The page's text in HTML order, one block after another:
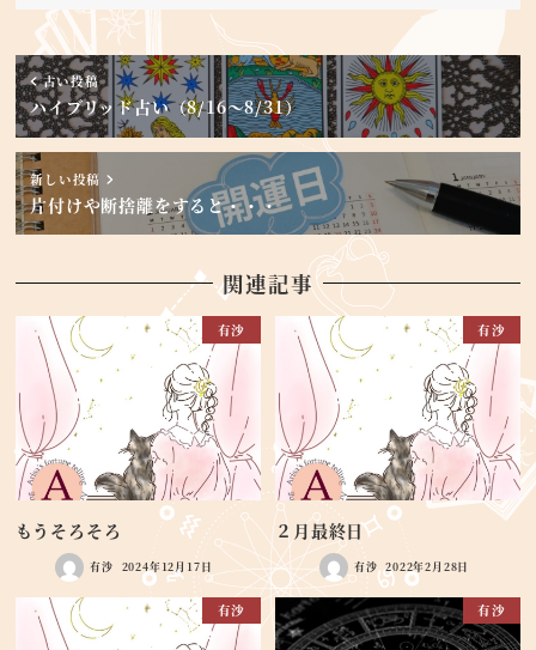
古い投稿
ハイブリッド占い（8/16～8/31）
新しい投稿
片付けや断捨離をすると・・・
関連記事
有沙
もうそろそろ
有沙 2024年12月17日
有沙
２月最終日
有沙 2022年2月28日
有沙 有沙